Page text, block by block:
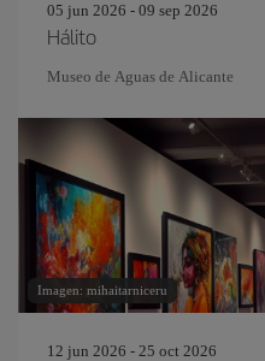
05 jun 2026 - 09 sep 2026
Hálito
Museo de Aguas de Alicante
Imagen: mihaitarniceru
12 jun 2026 - 25 oct 2026